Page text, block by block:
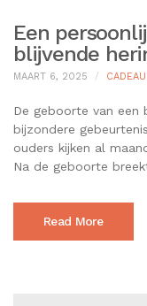
Een
blijvende
MAART 6, 2025 CADEAU
De geboorte van een
bijzondere
ouders kijken al
Na de geboorte
Read More